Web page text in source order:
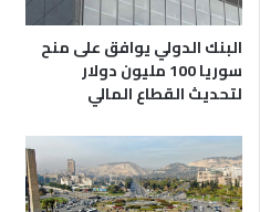
البنك الدولي يوافق على منح
سوريا 100 مليون دولار
لتحديث القطاع المالي